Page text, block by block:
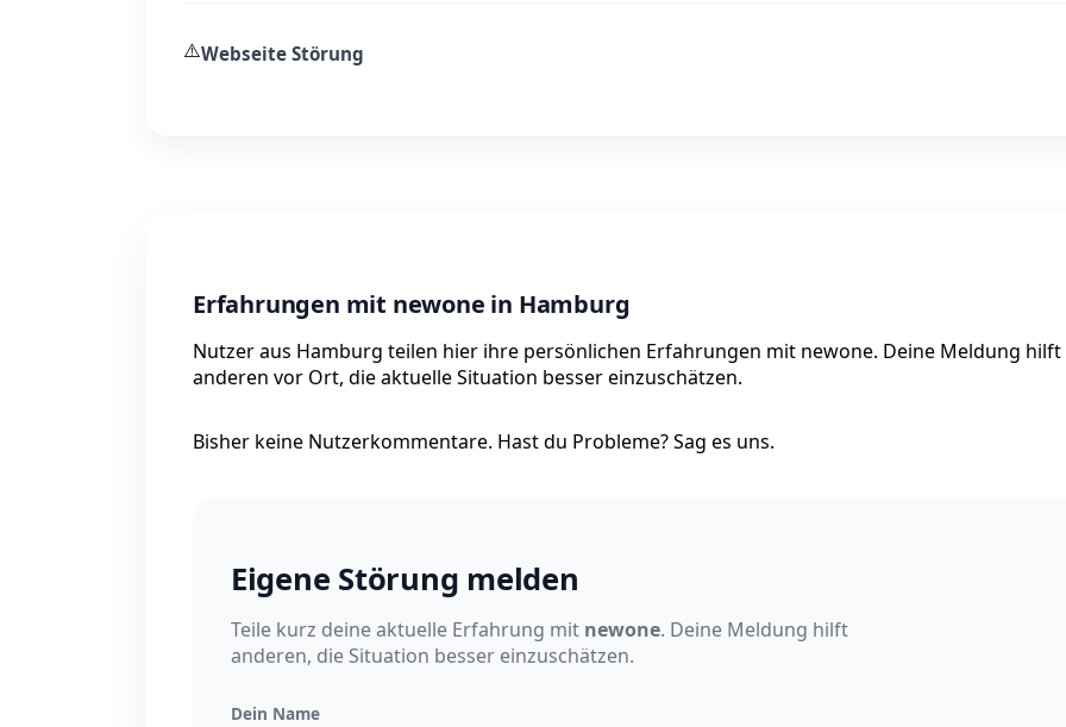
⚠️Webseite Störung
Erfahrungen mit newone in Hamburg
Nutzer aus Hamburg teilen hier ihre persönlichen Erfahrungen mit newone. Deine Meldung hilft
anderen vor Ort, die aktuelle Situation besser einzuschätzen.
Bisher keine Nutzerkommentare. Hast du Probleme? Sag es uns.
Eigene Störung melden
Teile kurz deine aktuelle Erfahrung mit newone. Deine Meldung hilft
anderen, die Situation besser einzuschätzen.
Dein Name